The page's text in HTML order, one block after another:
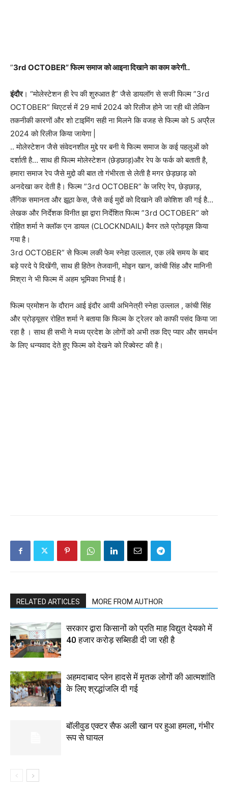
”3rd OCTOBER” फिल्म समाज को आइना दिखाने का काम करेगी..
इंदौर। “मोलेस्टेशन ही रेप की शुरुआत है” जैसे डायलॉग से सजी फिल्म ”3rd
OCTOBER” थिएटर्स में 29 मार्च 2024 को रिलीज होने जा रही थी लेकिन
तकनीकी कारणों और शो टाइमिंग सही ना मिलने कि वजह से फिल्म को 5 अप्रैल
2024 को रिलीज किया जायेगा |
.. मोलेस्टेशन जैसे संवेदनशील मुद्दे पर बनी ये फिल्म समाज के कई पहलुओं को
दर्शाती है… साथ ही फिल्म मोलेस्टेशन (छेड़छाड़)और रेप के फर्क को बताती है,
हमारा समाज रेप जैसे मुद्दो की बात तो गंभीरता से लेती है मगर छेड़छाड़ को
अनदेखा कर देती है। फिल्म ”3rd OCTOBER” के जरिए रेप, छेड़छाड़,
लैंगिक समानता और झूठा केस, जैसे कई मुद्दों को दिखाने की कोशिश की गई है…
लेखक और निर्देशक विनीत झा द्वारा निर्देशित फिल्म ”3rd OCTOBER” को
रोहित शर्मा ने क्लॉक एन डायल (CLOCKNDAIL) बैनर तले प्रोड्यूस किया
गया है।
3rd OCTOBER” से फिल्म लकी फेम स्नेहा उल्लाल, एक लंबे समय के बाद
बड़े परदे पे दिखेंगी, साथ ही हितेन तेजवानी, मोइन खान, कांची सिंह और मानिनी
मिश्रा ने भी फिल्म में अहम भूमिका निभाई है।
फिल्म प्रमोशन के दौरान आई इंदौर आयी अभिनेत्री स्नेहा उल्लाल , कांची सिंह
और प्रोड्यूसर रोहित शर्मा ने बताया कि फिल्म के ट्रेलर को काफी पसंद किया जा
रहा है । साथ ही सभी ने मध्य प्रदेश के लोगों को अभी तक दिए प्यार और समर्थन
के लिए धन्यवाद देते हुए फिल्म को देखने को रिक्वेस्ट की है।
RELATED ARTICLES MORE FROM AUTHOR
सरकार द्वारा किसानों को प्रति माह विद्युत देयको में
40 हजार करोड़ सब्सिडी दी जा रही है
अहमदाबाद प्लेन हादसे में मृतक लोगों की आत्मशांति
के लिए श्रद्धांजलि दी गई
बॉलीवुड एक्टर सैफ अली खान पर हुआ हमला, गंभीर
रूप से घायल